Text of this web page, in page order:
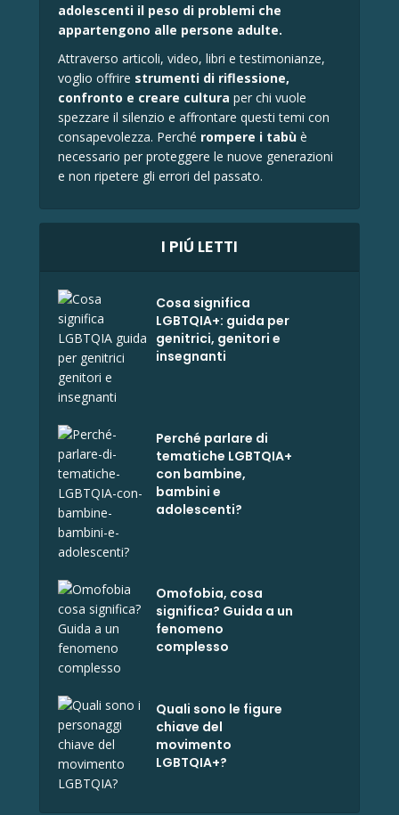
adolescenti il peso di problemi che
appartengono alle persone adulte.
Attraverso articoli, video, libri e testimonianze,
voglio offrire strumenti di riflessione,
confronto e creare cultura per chi vuole
spezzare il silenzio e affrontare questi temi con
consapevolezza. Perché rompere i tabù è
necessario per proteggere le nuove generazioni
e non ripetere gli errori del passato.
I PIÚ LETTI
Cosa significa
LGBTQIA+: guida per
genitrici, genitori e
insegnanti
Perché parlare di
tematiche LGBTQIA+
con bambine,
bambini e
adolescenti?
Omofobia, cosa
significa? Guida a un
fenomeno
complesso
Quali sono le figure
chiave del
movimento
LGBTQIA+?